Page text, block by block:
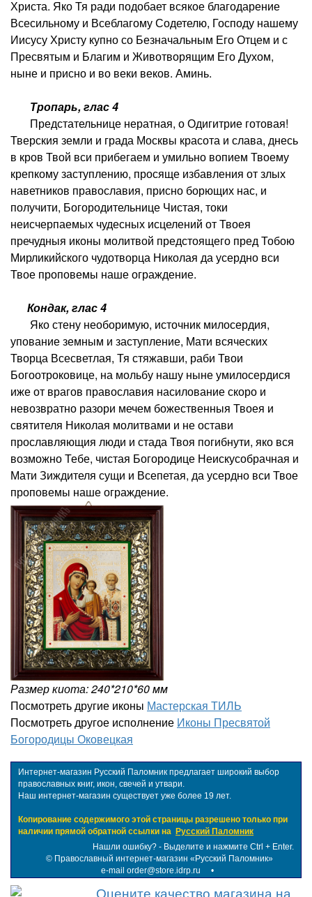
Христа. Яко Тя ради подобает всякое благодарение
Всесильному и Всеблагому Содетелю, Господу нашему
Иисусу Христу купно со Безначальным Его Отцем и с
Пресвятым и Благим и Животворящим Его Духом,
ныне и присно и во веки веков. Аминь.
Тропарь, глас 4
Предстательнице нератная, о Одигитрие готовая!
Тверския земли и града Москвы красота и слава, днесь
в кров Твой вси прибегаем и умильно вопием Твоему
крепкому заступлению, просяще избавления от злых
наветников православия, присно борющих нас, и
получити, Богородительнице Чистая, токи
неисчерпаемых чудесных исцелений от Твоея
пречудныя иконы молитвой предстоящего пред Тобою
Мирликийского чудотворца Николая да усердно вси
Твое проповемы наше ограждение.
Кондак, глас 4
Яко стену необоримую, источник милосердия,
упование земным и заступление, Мати всяческих
Творца Всесветлая, Тя стяжавши, раби Твои
Богоотроковице, на мольбу нашу ныне умилосердися
иже от врагов православия насилование скоро и
невозвратно разори мечем божественныя Твоея и
святителя Николая молитвами и не остави
прославляющия люди и стада Твоя погибнути, яко вся
возможно Тебе, чистая Богородице Неискусобрачная и
Мати Зиждителя сущи и Всепетая, да усердно вси Твое
проповемы наше ограждение.
Размер киота: 240*210*60 мм
Посмотреть другие иконы Мастерская ТИЛЬ
Посмотреть другое исполнение Иконы Пресвятой
Богородицы Оковецкая
Интернет-магазин Русский Паломник предлагает широкий выбор
православных книг, икон, свечей и утвари.
Наш интернет-магазин существует уже более 19 лет.
Копирование содержимого этой страницы разрешено только при
наличии прямой обратной ссылки на Русский Паломник
Нашли ошибку? - Выделите и нажмите Ctrl + Enter.
© Православный интернет-магазин «Русский Паломник»
e-mail order@store.idrp.ru •